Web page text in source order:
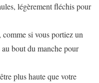
légèrement fléchis pour
si vous portiez un
bout du manche pour
plus haute que votre